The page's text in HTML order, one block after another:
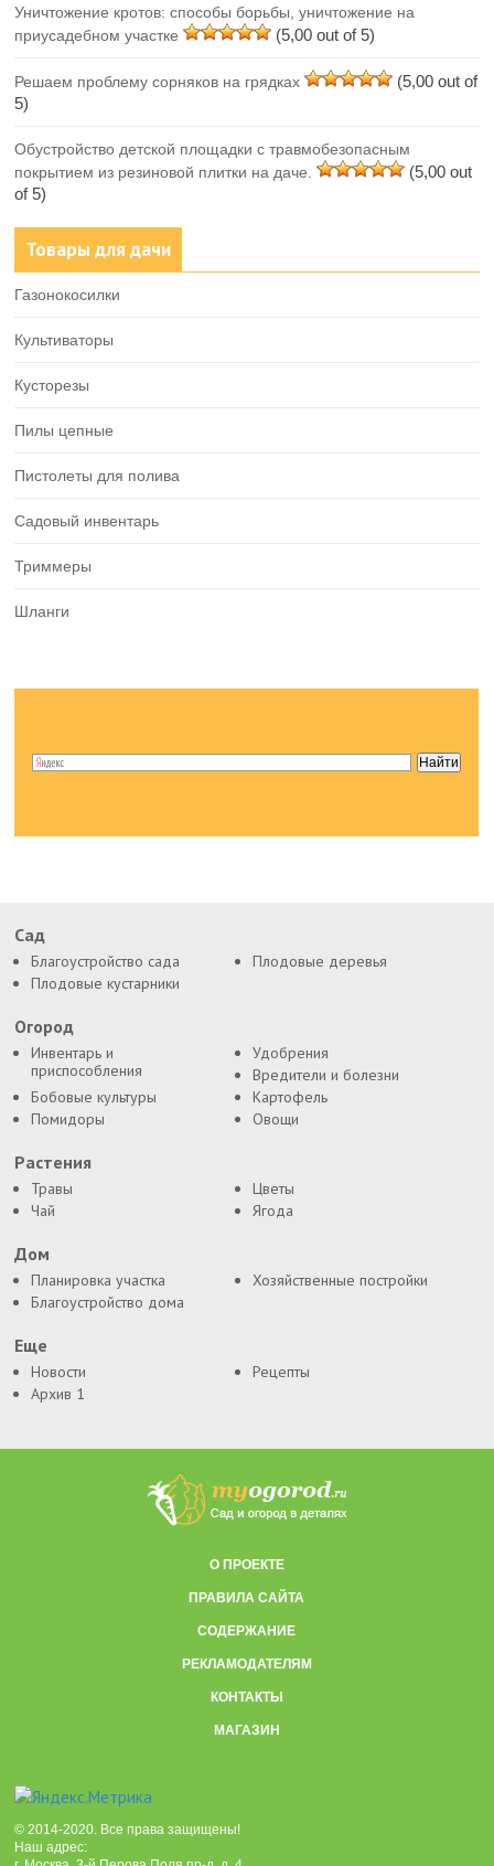
Уничтожение кротов: способы борьбы, уничтожение на
приусадебном участке
(5,00 out of 5)
Решаем проблему сорняков на грядках
(5,00 out of
5)
Обустройство детской площадки с травмобезопасным
покрытием из резиновой плитки на даче.
(5,00 out
of 5)
Товары для дачи
Газонокосилки
Культиваторы
Кусторезы
Пилы цепные
Пистолеты для полива
Садовый инвентарь
Триммеры
Шланги
Сад
Благоустройство сада
Плодовые деревья
Плодовые кустарники
Огород
Инвентарь и
приспособления
Удобрения
Вредители и болезни
Бобовые культуры
Картофель
Помидоры
Овощи
Растения
Травы
Цветы
Чай
Ягода
Дом
Планировка участка
Хозяйственные постройки
Благоустройство дома
Еще
Новости
Рецепты
Архив 1
О ПРОЕКТЕ
ПРАВИЛА САЙТА
СОДЕРЖАНИЕ
РЕКЛАМОДАТЕЛЯМ
КОНТАКТЫ
МАГАЗИН
© 2014-2020. Все права защищены!
Наш адрес: